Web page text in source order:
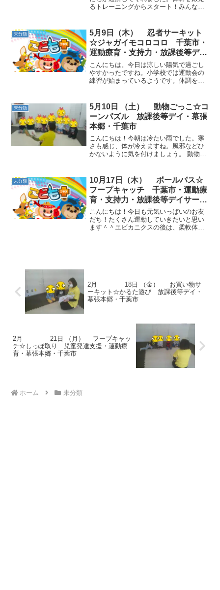
るトレーニングからスタート！みんなで
何度も行いました。下半身の筋肉、体幹
の筋力も使い、バランス力...
未分類
5月9日（木） 忍者サーキット
☆ジャガイモコロコロ 千葉市・
運動療育・支持力・放課後等デイ
サービス・児童発達支援
こんにちは。今日は涼しい陽気で過ごし
やすかったですね。小学校では運動会の
練習が始まっているようです。体調を整
って行いました。指示した色コーンを集
めながら行いましたが、取...
未分類
5月10日 （土） 動物ごっこ☆コ
ーンパズル 放課後等デイ・幕張
本郷・千葉市
こんにちは！今朝は冷たい雨でした。寒
さも感じ、体が冷えますね。風邪などひ
かないように気を付けましょう。 動物ご
ーンパズル☆見本と同じ形を作りまし
た。慎重に取り組むことを...
未分類
10月17日（木） ボールパス☆
フープキャッチ 千葉市・運動療
育・支持力・放課後等デイサービ
ス・児童発達支援
こんにちは！今日も元気いっぱいのお友
だち！たくさん運動していきたいと思い
ます＾＾エビカニクスの後は、柔軟体
2月 18日 （金） お買い物サ
ーキット☆かるた遊び 放課後等デイ・
幕張本郷・千葉市
2月 21日 （月） フープキャッ
チ☆しっぽ取り 児童発達支援・運動療
育・幕張本郷・千葉市
ホーム 未分類